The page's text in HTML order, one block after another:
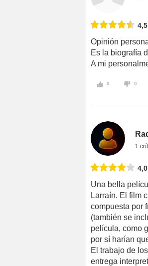
4,5
Opinión
Es la biografía
A mi
0 0
1
4,0
Una bella
Larraín. El film
compuesta por
(también se
película, como
por sí harían
El trabajo de
entrega